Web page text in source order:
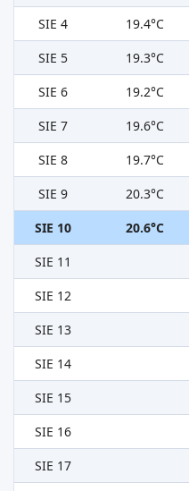
SIE 4
19.4°C
SIE 5
19.3°C
SIE 6
19.2°C
SIE 7
19.6°C
SIE 8
19.7°C
SIE 9
20.3°C
SIE 10
20.6°C
SIE 11
SIE 12
SIE 13
SIE 14
SIE 15
SIE 16
SIE 17